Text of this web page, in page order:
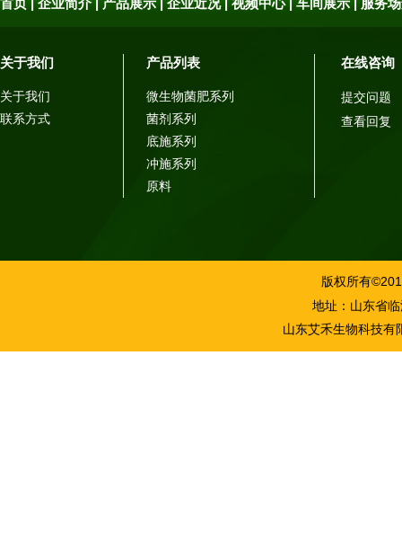
首页| 企业简介| 产品展示 | 企业近况| 视频中心| 车间展示 | 服务
关于我们
关于我们
联系方式
产品列表
微生物菌肥系列
菌剂系列
底施系列
冲施系列
原料
在线咨询
提交问题
查看回复
版权所有
地址：山东省
山东艾禾生物科技有